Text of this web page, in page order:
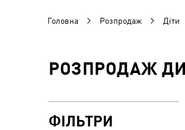
Головна Розпродаж Діти
РОЗПРОДАЖ
ФІЛЬТРИ